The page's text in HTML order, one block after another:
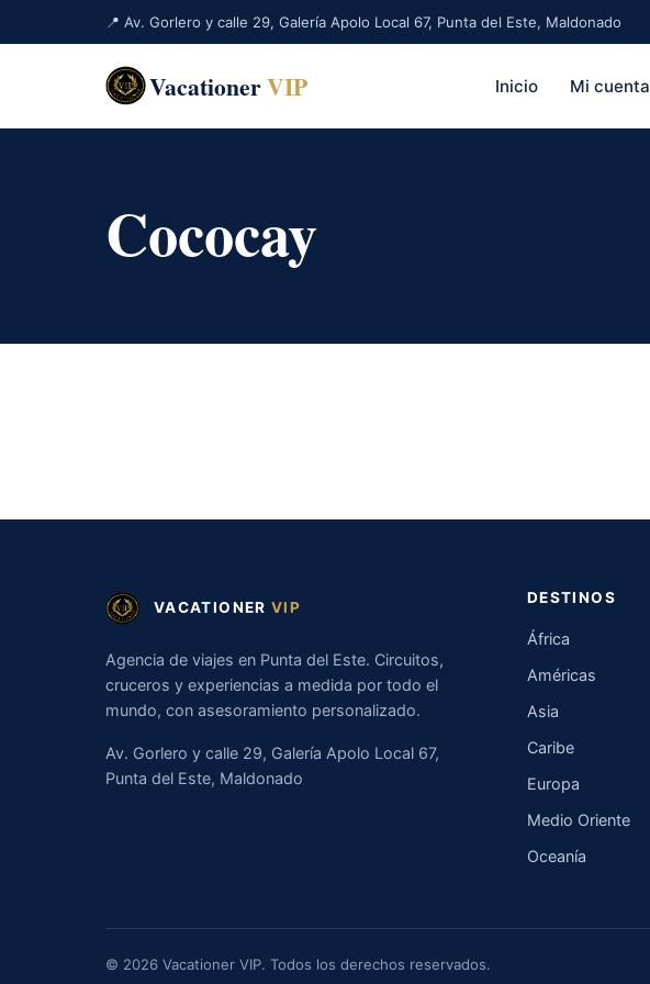
📍 Av. Gorlero y calle 29, Galería Apolo Local 67, Punta del Este, Maldonado
VacationerVIP Inicio Mi cuenta
Cococay
VACATIONER VIP
Agencia de viajes en Punta del Este. Circuitos,
cruceros y experiencias a medida por todo el
mundo, con asesoramiento personalizado.
Av. Gorlero y calle 29, Galería Apolo Local 67,
Punta del Este, Maldonado
DESTINOS
África
Américas
Asia
Caribe
Europa
Medio Oriente
Oceanía
© 2026 Vacationer VIP. Todos los derechos reservados.